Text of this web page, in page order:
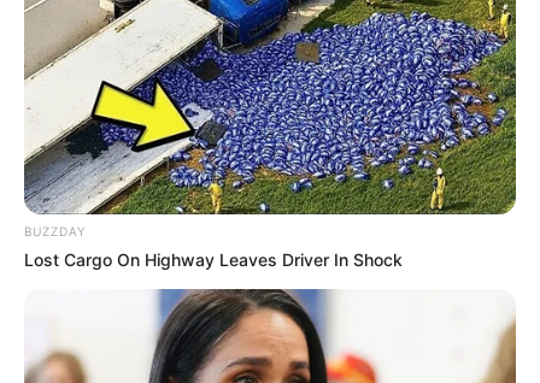
Πηγή: ΑΠΕ-ΜΠΕ
Τελευταία νέα
ΗΠΑ: Πώς τα πούμα μειώνουν τα
επιστημονική μελέτη
Μάλια: 42χρονη Ολλανδή έχασε τη ζωή
της μετά από πτώση από σκάφος
BUZZDAY
Lost Cargo On Highway Leaves Driver In Shock